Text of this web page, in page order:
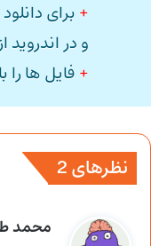
+ برای
و در اندروید
+ فایل ها را با
نظرهای 2
محمد